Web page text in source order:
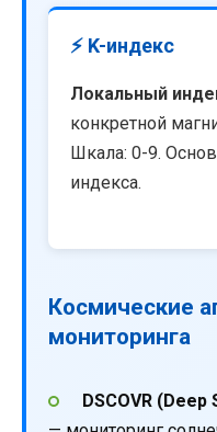
⚡ K-индекс
Локальный
конкретной
Шкала: 0-9.
индекса.
Космические
мониторинга
DSCOVR